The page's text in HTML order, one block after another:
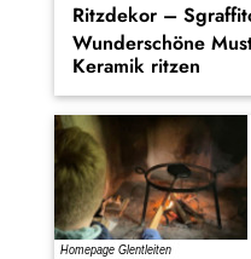
Ritzdekor –
Wunderschöne
Keramik ritzen